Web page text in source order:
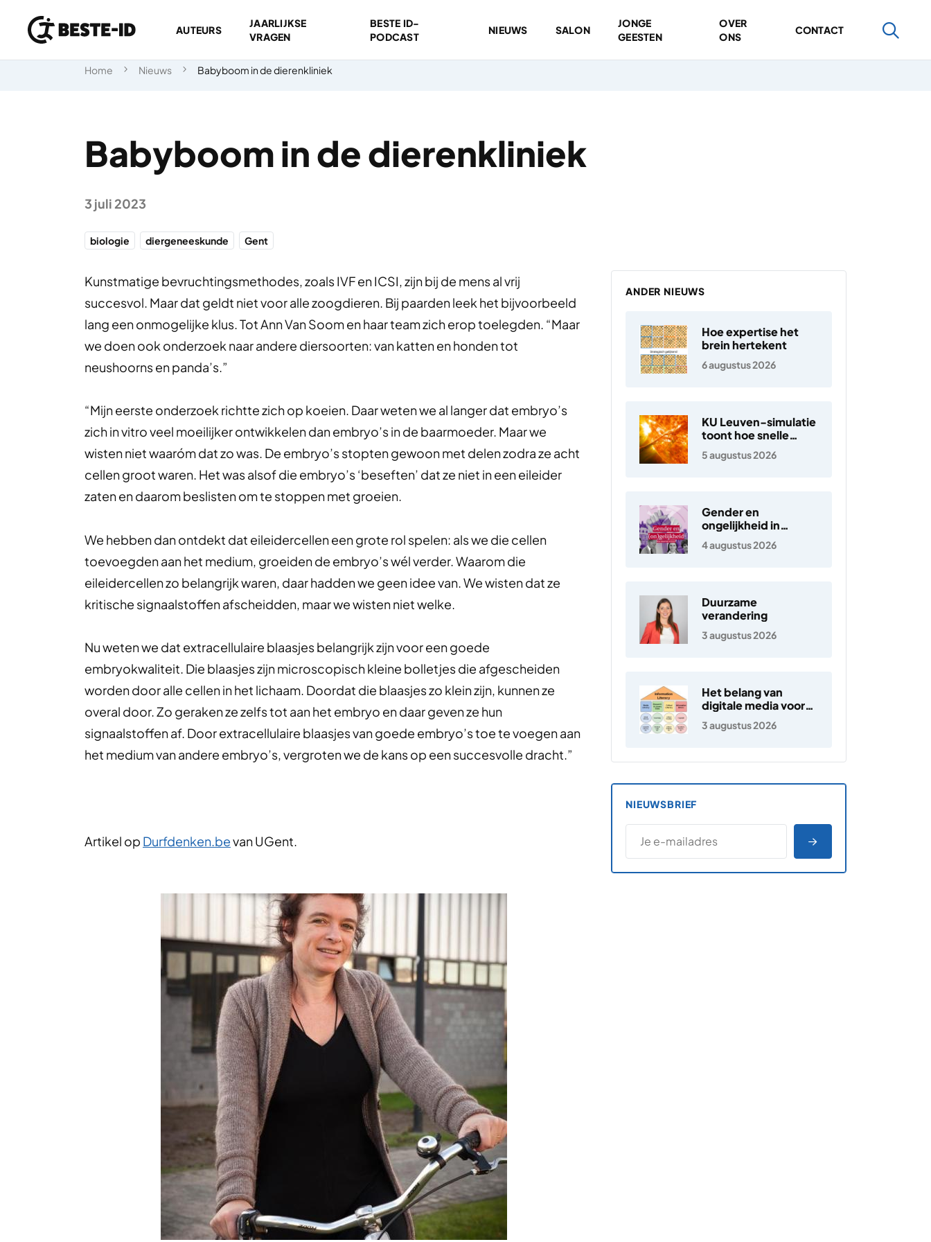
Ga naar inhoud
AUTEURS
JAARLIJKSE
VRAGEN
BESTE ID-
PODCAST
NIEUWS SALON
JONGE
GEESTEN
OVER
ONS
CONTACT
Home Nieuws Babyboom in de dierenkliniek
Babyboom in de dierenkliniek
3 juli 2023
biologie diergeneeskunde Gent
Kunstmatige bevruchtingsmethodes, zoals IVF en ICSI, zijn bij de mens al vrij
succesvol. Maar dat geldt niet voor alle zoogdieren. Bij paarden leek het bijvoorbeeld
lang een onmogelijke klus. Tot Ann Van Soom en haar team zich erop toelegden. “Maar
we doen ook onderzoek naar andere diersoorten: van katten en honden tot
neushoorns en panda’s.”
“Mijn eerste onderzoek richtte zich op koeien. Daar weten we al langer dat embryo’s
zich in vitro veel moeilijker ontwikkelen dan embryo’s in de baarmoeder. Maar we
wisten niet waaróm dat zo was. De embryo’s stopten gewoon met delen zodra ze acht
cellen groot waren. Het was alsof die embryo’s ‘beseften’ dat ze niet in een eileider
zaten en daarom beslisten om te stoppen met groeien.
We hebben dan ontdekt dat eileidercellen een grote rol spelen: als we die cellen
toevoegden aan het medium, groeiden de embryo’s wél verder. Waarom die
eileidercellen zo belangrijk waren, daar hadden we geen idee van. We wisten dat ze
kritische signaalstoffen afscheidden, maar we wisten niet welke.
Nu weten we dat extracellulaire blaasjes belangrijk zijn voor een goede
embryokwaliteit. Die blaasjes zijn microscopisch kleine bolletjes die afgescheiden
worden door alle cellen in het lichaam. Doordat die blaasjes zo klein zijn, kunnen ze
overal door. Zo geraken ze zelfs tot aan het embryo en daar geven ze hun
signaalstoffen af. Door extracellulaire blaasjes van goede embryo’s toe te voegen aan
het medium van andere embryo’s, vergroten we de kans op een succesvolle dracht.”
Artikel op Durfdenken.bevan UGent.
ANDER NIEUWS
Hoe expertise het
brein hertekent
6 augustus 2026
KU Leuven-simulatie
toont hoe snelle
elektronen in de
zonnewind ontstaan
5 augustus 2026
Gender en
ongelijkheid in
Nederland
4 augustus 2026
Duurzame
verandering
3 augustus 2026
Het belang van
digitale media voor
jongeren
3 augustus 2026
NIEUWSBRIEF
E-MAILADRES
*
AANMELDEN